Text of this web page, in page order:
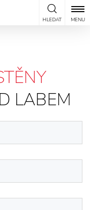
HLEDAT MENU
LABEM